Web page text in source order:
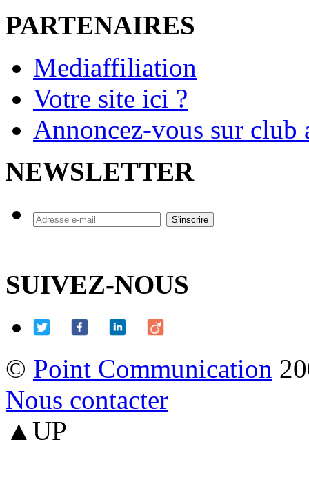
PARTENAIRES
Mediaffiliation
Votre site ici ?
Annoncez-vous sur
NEWSLETTER
SUIVEZ-NOUS
© Point Communication
Nous contacter
▲UP